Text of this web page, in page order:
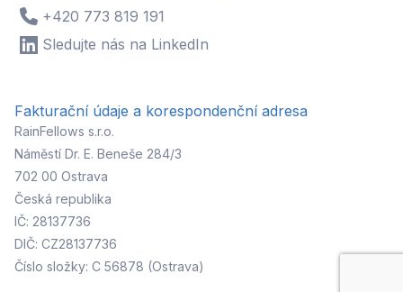
+420 773 819 191
Sledujte nás na LinkedIn
Fakturační údaje a korespondenční adresa
RainFellows s.r.o.
Náměstí Dr. E. Beneše 284/3
702 00 Ostrava
Česká republika
IČ: 28137736
DIČ: CZ28137736
Číslo složky: C 56878 (Ostrava)